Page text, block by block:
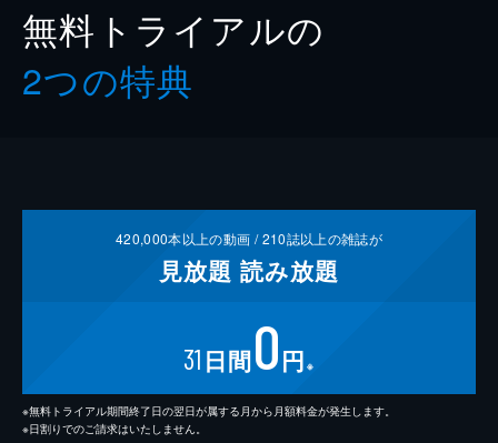
無料トライアルの
2つの特典
420,000本以上の動画 /210誌以上の雑誌が
見放題 読み放題
31 日間0円 ※
※無料トライアル期間終了日の翌日が属する月から月額料金が発生します。
※日割りでのご請求はいたしません。